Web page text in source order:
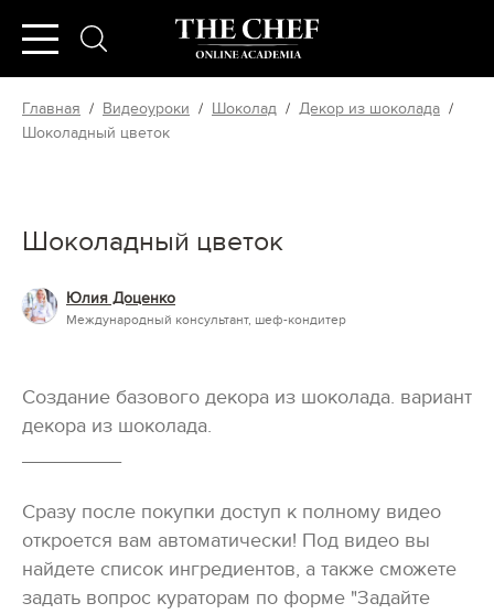
Главная / Видеоуроки / Шоколад / Декор из шоколада /
Шоколадный цветок
Шоколадный цветок
Юлия Доценко
Международный консультант, шеф-кондитер
Создание базового декора из шоколада. вариант
декора из шоколада.
Сразу после покупки доступ к полному видео
откроется вам автоматически! Под видео вы
найдете список ингредиентов, а также сможете
задать вопрос кураторам по форме "Задайте